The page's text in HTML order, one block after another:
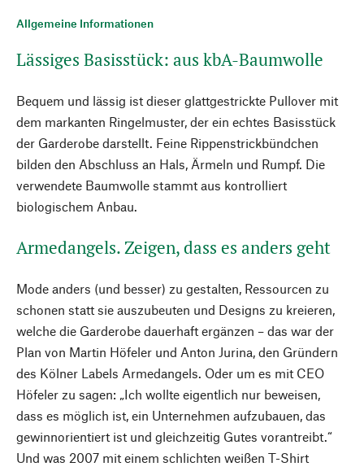
Allgemeine Informationen
Lässiges Basisstück: aus kbA-Baumwolle
Bequem und lässig ist dieser glattgestrickte Pullover mit
dem markanten Ringelmuster, der ein echtes Basisstück
der Garderobe darstellt. Feine Rippenstrickbündchen
bilden den Abschluss an Hals, Ärmeln und Rumpf. Die
verwendete Baumwolle stammt aus kontrolliert
biologischem Anbau.
Armedangels. Zeigen, dass es anders geht
Mode anders (und besser) zu gestalten, Ressourcen zu
schonen statt sie auszubeuten und Designs zu kreieren,
welche die Garderobe dauerhaft ergänzen – das war der
Plan von Martin Höfeler und Anton Jurina, den Gründern
des Kölner Labels Armedangels. Oder um es mit CEO
Höfeler zu sagen: „Ich wollte eigentlich nur beweisen,
dass es möglich ist, ein Unternehmen aufzubauen, das
gewinnorientiert ist und gleichzeitig Gutes vorantreibt.“
Und was 2007 mit einem schlichten weißen T-Shirt